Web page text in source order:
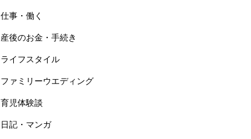
仕事・働く
産後のお金・手続き
ライフスタイル
ファミリーウエディング
育児体験談
日記・マンガ